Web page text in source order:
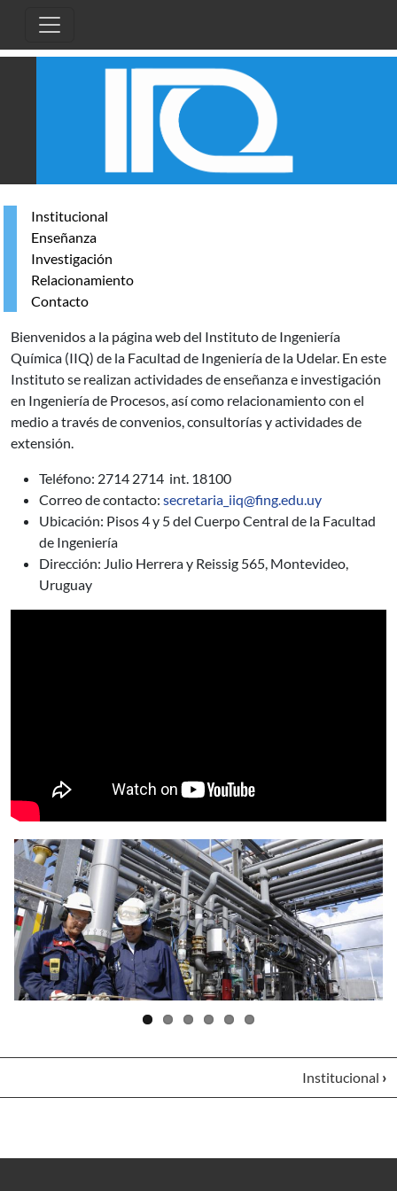
Institucional
Enseñanza
Investigación
Relacionamiento
Contacto
Bienvenidos a la página web del Instituto de Ingeniería
Química (IIQ) de la Facultad de Ingeniería de la Udelar. En este
Instituto se realizan actividades de enseñanza e investigación
en Ingeniería de Procesos, así como relacionamiento con el
medio a través de convenios, consultorías y actividades de
extensión.
Teléfono: 2714 2714 int. 18100
Correo de contacto: secretaria_iiq@fing.edu.uy
Ubicación: Pisos 4 y 5 del Cuerpo Central de la Facultad
de Ingeniería
Dirección: Julio Herrera y Reissig 565, Montevideo,
Uruguay
Institucional ›